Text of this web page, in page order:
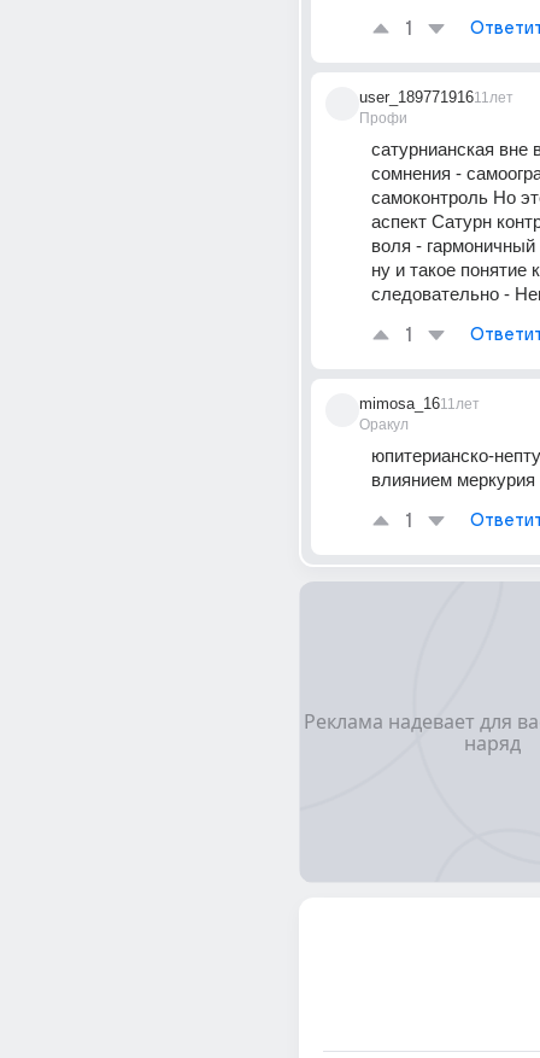
1
user_189771916
Профи
11лет
сатурнианская вне
сомнения -
самоконтроль Но
аспект Сатурн
воля - гармоничный
ну и такое понятие
следовательно -
1
mimosa_16
Оракул
11лет
юпитерианско-
влиянием меркурия
1